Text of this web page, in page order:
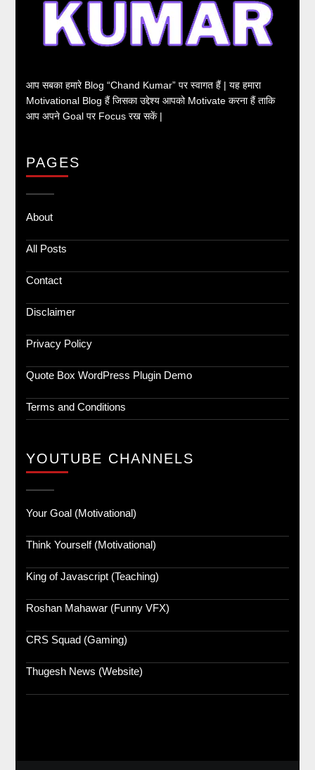
आप सबका हमारे Blog “Chand Kumar” पर स्वागत हैं | यह हमारा
Motivational Blog हैं जिसका उद्देश्य आपको Motivate करना हैं ताकि
आप अपने Goal पर Focus रख सकें |
PAGES
About
All Posts
Contact
Disclaimer
Privacy Policy
Quote Box WordPress Plugin Demo
Terms and Conditions
YOUTUBE CHANNELS
Your Goal (Motivational)
Think Yourself (Motivational)
King of Javascript (Teaching)
Roshan Mahawar (Funny VFX)
CRS Squad (Gaming)
Thugesh News (Website)